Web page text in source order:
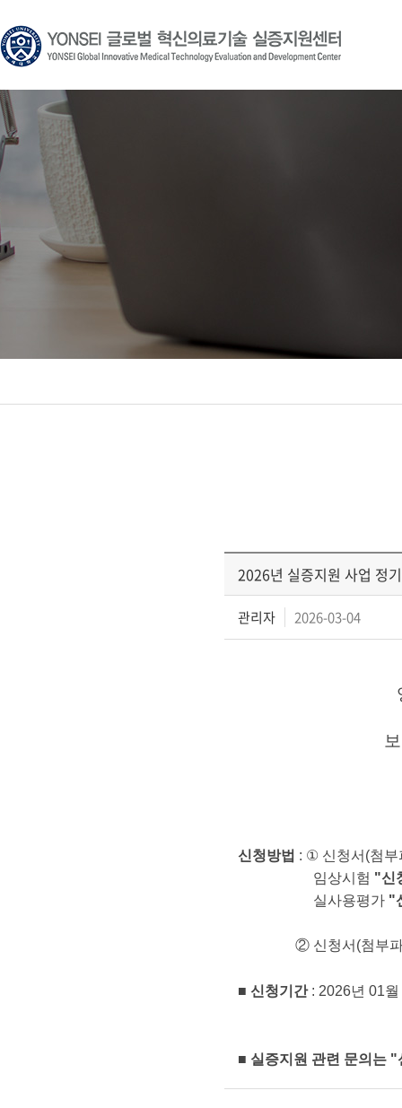
2026년 실증지원 사업 정
관리자 2026-03-04
신청방법 : ① 신청서(첨
임상시험 "신
실사용평가 "
② 신청서(첨부파일)
■ 신청기간 : 2026년 01
■ 실증지원 관련 문의는